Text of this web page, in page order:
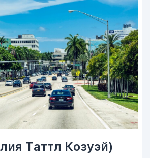
Таттл Козуэй)